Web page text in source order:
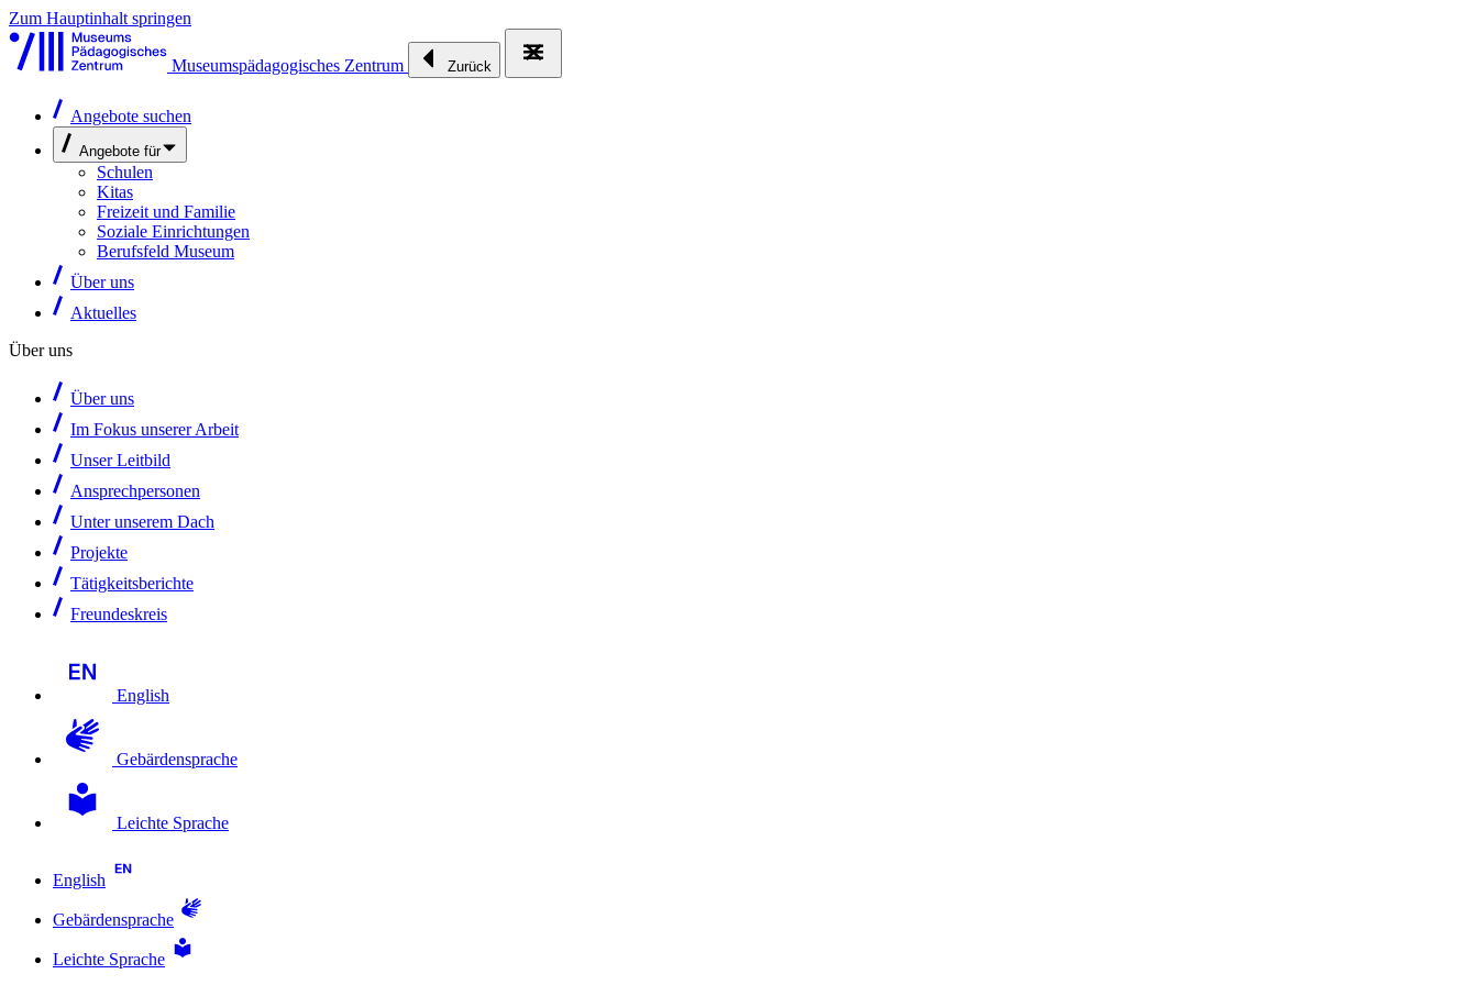
Zum Hauptinhalt springen
Museumspädagogisches Zentrum Zurück
Angebote suchen
Angebote für
Schulen
Kitas
Freizeit und Familie
Soziale Einrichtungen
Berufsfeld Museum
Über uns
Aktuelles
Über uns
Über uns
Im Fokus unserer Arbeit
Unser Leitbild
Ansprechpersonen
Unter unserem Dach
Projekte
Tätigkeitsberichte
Freundeskreis
English
Gebärdensprache
Leichte Sprache
English
Gebärdensprache
Leichte Sprache